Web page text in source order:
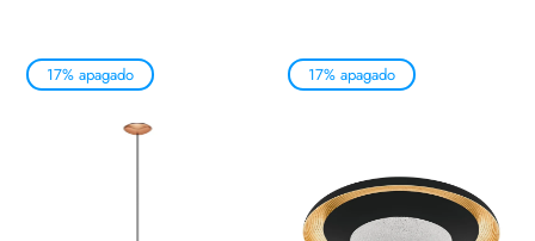
17% apagado 17% apagado